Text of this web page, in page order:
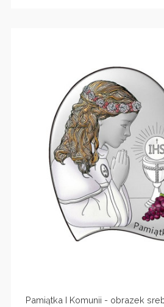
Pamiątka I Komunii - obrazek